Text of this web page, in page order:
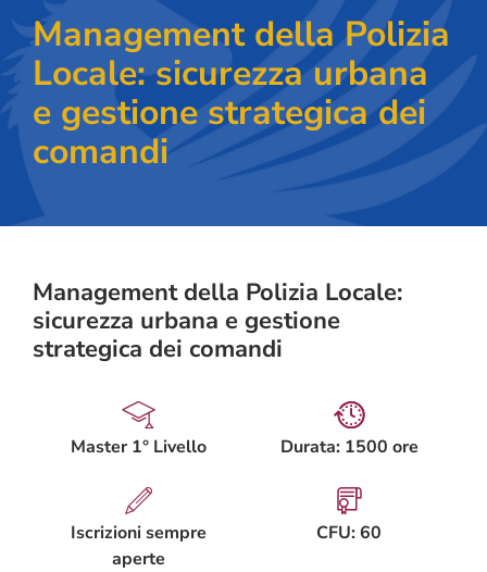
Management della Polizia
Locale: sicurezza urbana
e gestione strategica dei
comandi
Management della Polizia Locale:
sicurezza urbana e gestione
strategica dei comandi
Master 1° Livello
Iscrizioni sempre
aperte
Durata: 1500 ore
CFU: 60